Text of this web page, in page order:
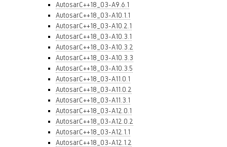
AutosarC++18_03-A9.6.1
AutosarC++18_03-A10.1.1
AutosarC++18_03-A10.2.1
AutosarC++18_03-A10.3.1
AutosarC++18_03-A10.3.2
AutosarC++18_03-A10.3.3
AutosarC++18_03-A10.3.5
AutosarC++18_03-A11.0.1
AutosarC++18_03-A11.0.2
AutosarC++18_03-A11.3.1
AutosarC++18_03-A12.0.1
AutosarC++18_03-A12.0.2
AutosarC++18_03-A12.1.1
AutosarC++18_03-A12.1.2